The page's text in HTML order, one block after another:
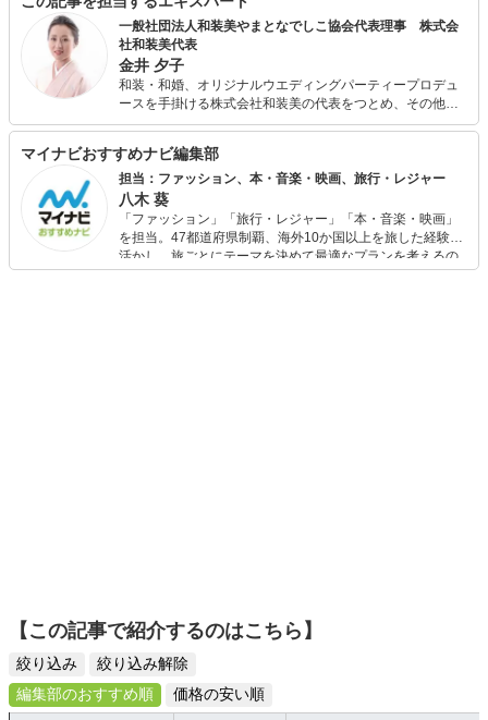
一般社団法人和装美やまとなでしこ協会代表理事 株式会
社和装美代表
金井 夕子
和装・和婚、オリジナルウエディングパーティープロデュ
ースを手掛ける株式会社和装美の代表をつとめ、その他広
告.TV.CM等では、和装・和婚の監修やディレクションもこ
ログラムで担当。プロ向けには知識マナーも含めた和装撮
影の見え方等のセミナー業も担当。 企業との和装が入るイ
ベント運営も技術含め担当し、和装の専門家としての活動
もこなす。 一般社団法人和装美やまとなでしこ協会では代
表理事をつとめ、着物好きと遊んで楽しむイベントを通し
て着物産業の発展に貢献する事も掲げて活動。 着物を学び
たい人、着物で仕事をしたい人へは和装プロデューサーと
マイナビおすすめナビ編集部
担当：ファッション、本・音楽・映画、旅行・レジャー
八木 葵
「ファッション」「旅行・レジャー」「本・音楽・映画」
を担当。47都道府県制覇、海外10か国以上を旅した経験を
活かし、旅ごとにテーマを決めて最適なプランを考えるの
が得意。また、アパレルショップでの販売経験もあり。誰
【この記事で紹介するのはこちら】
絞り込み
絞り込み解除
編集部のおすすめ順
価格の安い順